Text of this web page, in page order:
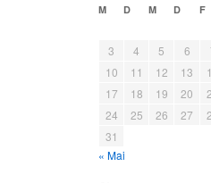
M D M D F
3
4 5 6
10
11 12 13
17
18 19 20
24
25 26 27
31
« Mai